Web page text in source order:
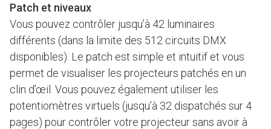
Patch et niveaux
Vous pouvez contrôler jusqu’à 42 luminaires
différents (dans la limite des 512 circuits DMX
disponibles). Le patch est simple et intuitif et vous
permet de visualiser les projecteurs patchés en un
clin d’œil. Vous pouvez également utiliser les
potentiomètres virtuels (jusqu’à 32 dispatchés sur 4
pages) pour contrôler votre projecteur sans avoir à